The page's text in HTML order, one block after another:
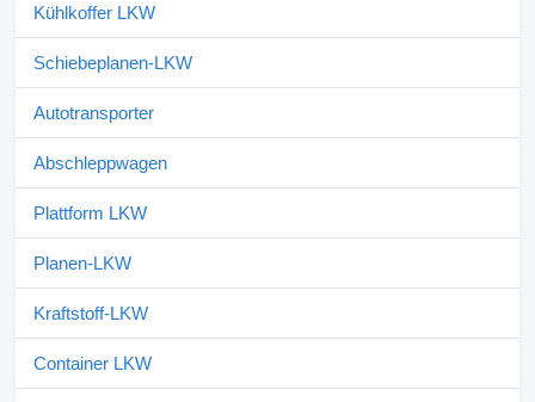
Kühlkoffer LKW
Schiebeplanen-LKW
Autotransporter
Abschleppwagen
Plattform LKW
Planen-LKW
Kraftstoff-LKW
Container LKW